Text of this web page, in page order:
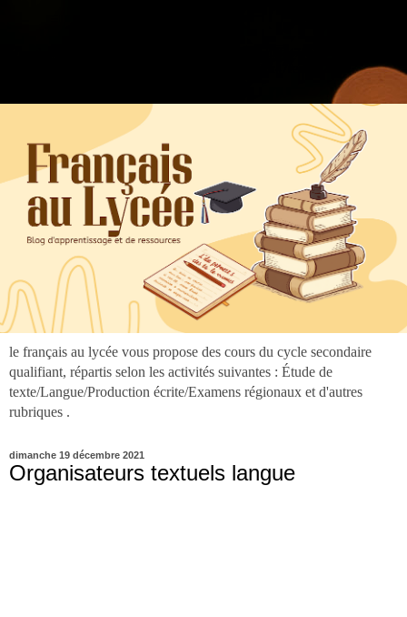
le français au lycée vous propose des cours du cycle secondaire
qualifiant, répartis selon les activités suivantes : Étude de
texte/Langue/Production écrite/Examens régionaux et d'autres
rubriques .
dimanche 19 décembre 2021
Organisateurs textuels langue